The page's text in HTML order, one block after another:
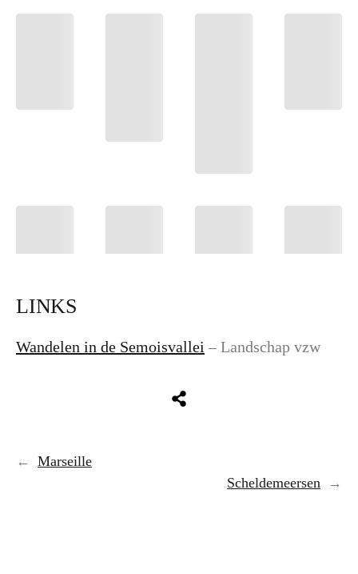
LINKS
Wandelen in de Semoisvallei – Landschap vzw
← Marseille
Scheldemeersen →